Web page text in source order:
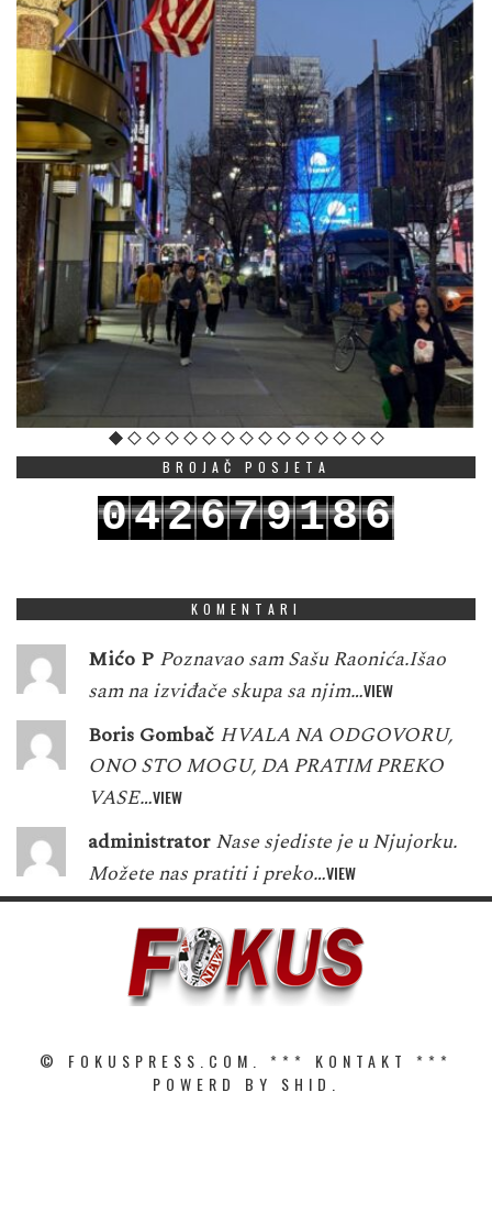
BROJAČ POSJETA
042679186
KOMENTARI
Mićo P Poznavao sam Sašu Raonića.Išao
sam na izviđače skupa sa njim…VIEW
Boris Gombač HVALA NA ODGOVORU,
ONO STO MOGU, DA PRATIM PREKO
VASE…VIEW
administrator Nase sjediste je u Njujorku.
Možete nas pratiti i preko…VIEW
© FOKUSPRESS.COM. *** KONTAKT
***
POWERD BY SHID.